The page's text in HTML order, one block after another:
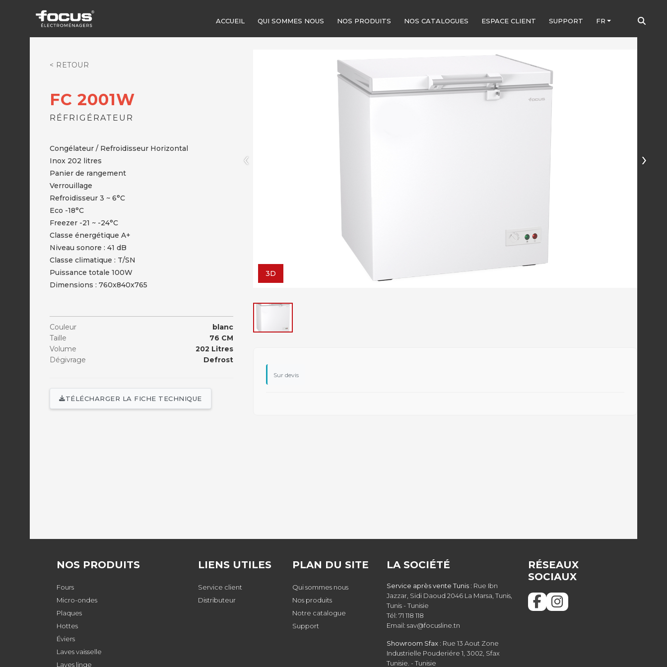
ACCUEIL QUI SOMMES NOUS NOS PRODUITS NOS CATALOGUES ESPACE CLIENT SUPPORT FR
< RETOUR
FC 2001W
RÉFRIGÉRATEUR
Congélateur / Refroidisseur Horizontal
Inox 202 litres
Panier de rangement
Verrouillage
Refroidisseur 3 ~ 6°C
Eco -18°C
Freezer -21 ~ -24°C
Classe énergétique A+
Niveau sonore : 41 dB
Classe climatique : T/SN
Puissance totale 100W
Dimensions : 760x840x765
Couleur
blanc
Taille
76 CM
Volume
202 Litres
Dégivrage
Defrost
TÉLÉCHARGER LA FICHE TECHNIQUE
3D
‹ ›
Sur devis
NOS PRODUITS
Fours
Micro-ondes
Plaques
Hottes
Éviers
Laves vaisselle
Laves linge
LIENS UTILES
Service client
Distributeur
PLAN DU SITE
Qui sommes nous
Nos produits
Notre catalogue
Support
LA SOCIÉTÉ
Service après vente Tunis : Rue Ibn
Jazzar, Sidi Daoud 2046 La Marsa, Tunis,
Tunis - Tunisie
Tél: 71 118 118
Email: sav@focusline.tn
Showroom Sfax : Rue 13 Aout Zone
Industrielle Pouderiére 1, 3002, Sfax
Tunisie. - Tunisie
RÉSEAUX
SOCIAUX